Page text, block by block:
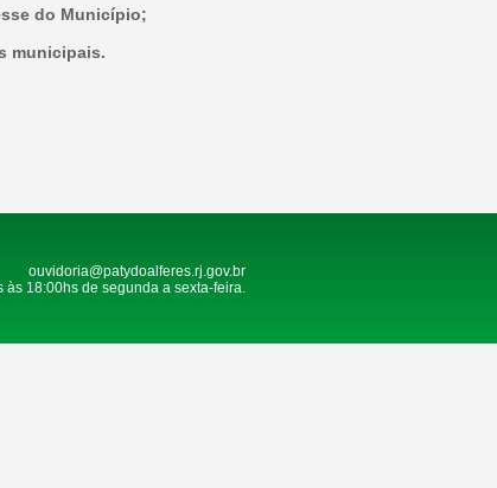
do Município;
municipais.
ouvidoria@patydoalferes.rj.gov.br
às 18:00hs de segunda a sexta-feira.